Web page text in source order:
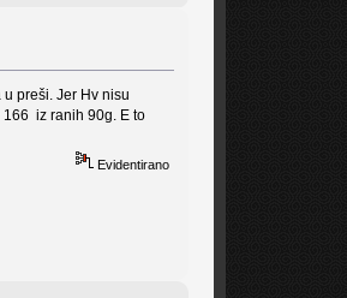
preši. Jer Hv nisu
166 iz ranih 90g. E to
Evidentirano